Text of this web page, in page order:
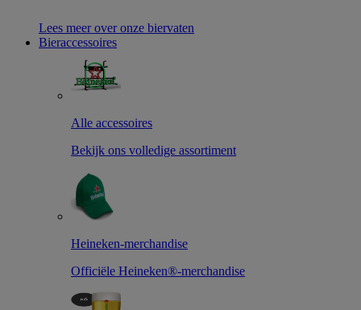
Lees meer over onze biervaten
Bieraccessoires
Alle accessoires
Bekijk ons volledige assortiment
Heineken-merchandise
Officiële Heineken®-merchandise